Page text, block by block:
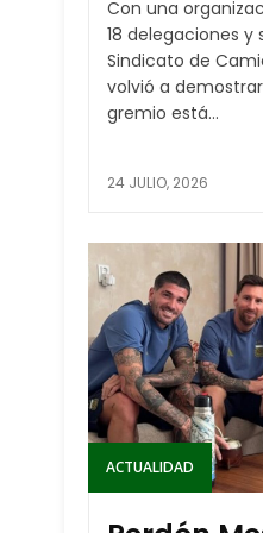
Con una
18 delegaciones y
Sindicato de
volvió a
gremio está...
24 JULIO, 2026
ACTUALIDAD